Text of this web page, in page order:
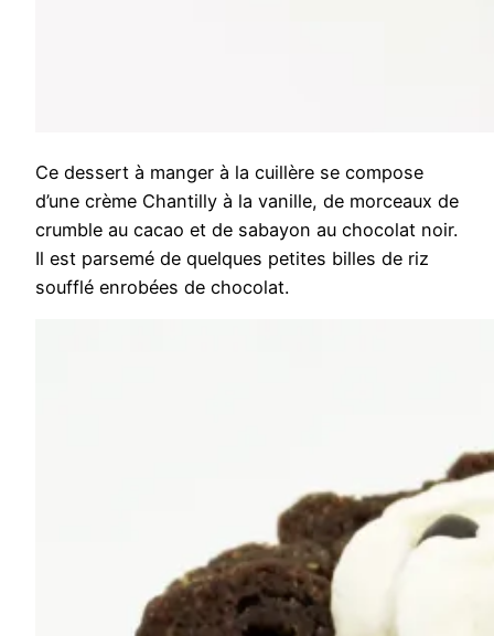
Ce dessert à manger à la cuillère se compose
d’une crème Chantilly à la vanille, de morceaux de
crumble au cacao et de sabayon au chocolat noir.
Il est parsemé de quelques petites billes de riz
soufflé enrobées de chocolat.